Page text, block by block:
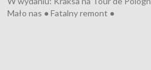
Mało nas ● Fatalny remont ●